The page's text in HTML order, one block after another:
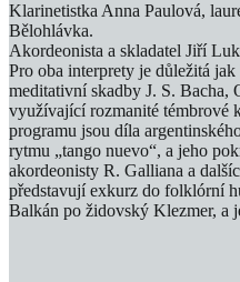
Klarinetistka Anna Paulová,
Bělohlávka.
Akordeonista a skladatel Jiří
Pro oba interprety je důležitá
meditativní skadby J. S. Bacha,
využívající rozmanité témbrové
programu jsou díla
rytmu „tango nuevo“, a jeho
akordeonisty R. Galliana a
představují exkurz do folklórní
Balkán po židovský Klezmer, a